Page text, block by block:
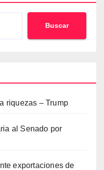
Buscar
riquezas – Trump
al Senado por
exportaciones de